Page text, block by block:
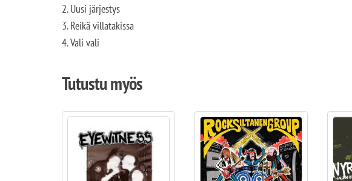
2. Uusi järjestys
3. Reikä villatakissa
4. Vali vali
Tutustu myös